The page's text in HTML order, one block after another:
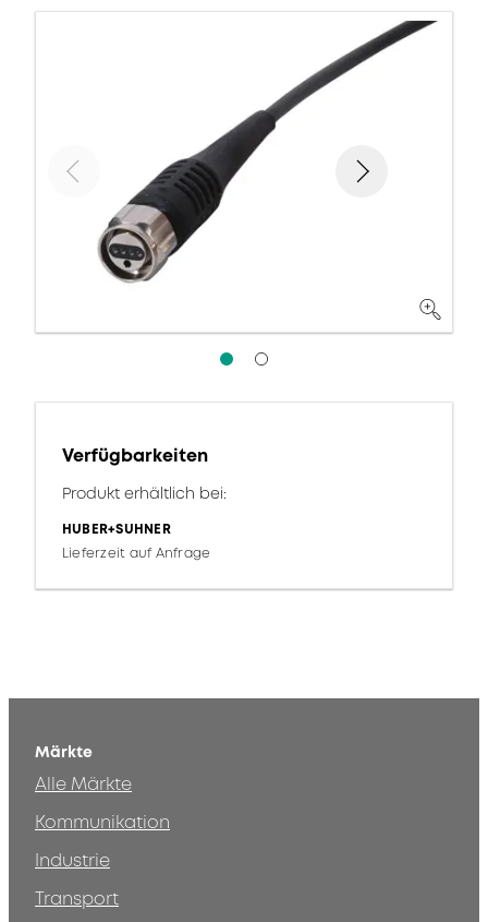
Verfügbarkeiten
Produkt erhältlich bei:
HUBER+SUHNER
Lieferzeit auf Anfrage
Märkte
Alle Märkte
Kommunikation
Industrie
Transport